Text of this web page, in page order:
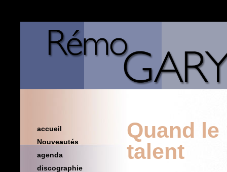
accueil
Nouveautés
agenda
discographie
Quand
talent